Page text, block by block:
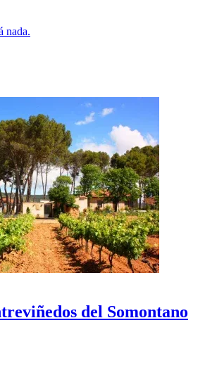
nada.
del Somontano